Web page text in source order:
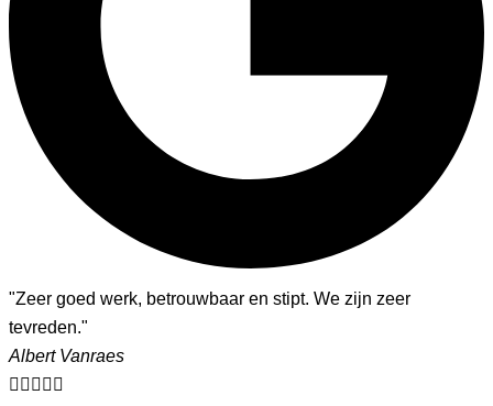
"Zeer goed werk, betrouwbaar en stipt. We zijn zeer
tevreden."
Albert Vanraes​
    